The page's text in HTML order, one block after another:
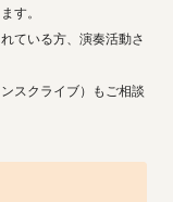
す。
ている方、演奏活動さ
スクライブ）もご相談